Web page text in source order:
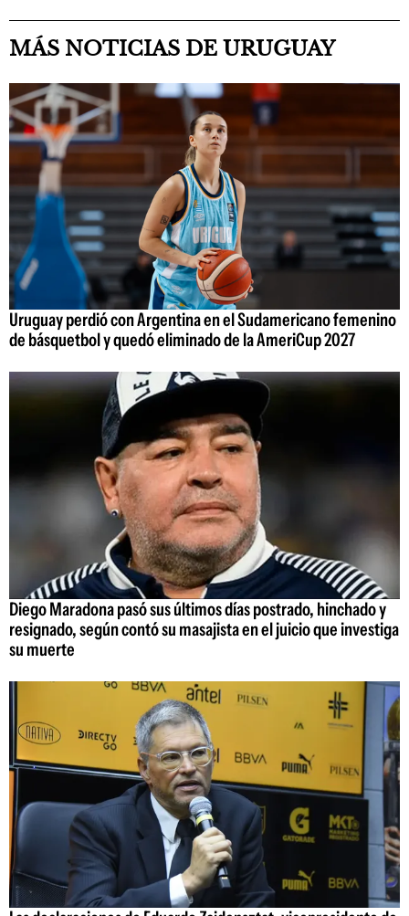
MÁS NOTICIAS DE URUGUAY
Uruguay perdió con Argentina en el Sudamericano femenino
de básquetbol y quedó eliminado de la AmeriCup 2027
Diego Maradona pasó sus últimos días postrado, hinchado y
resignado, según contó su masajista en el juicio que investiga
su muerte